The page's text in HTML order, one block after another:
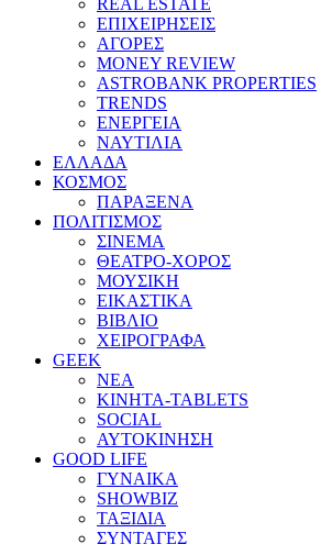
REAL ESTATE
ΕΠΙΧΕΙΡΗΣΕΙΣ
ΑΓΟΡΕΣ
MONEY REVIEW
ASTROBANK PROPERTIES
TRENDS
ΕΝΕΡΓΕΙΑ
ΝΑΥΤΙΛΙΑ
ΕΛΛΑΔΑ
ΚΟΣΜΟΣ
ΠΑΡΑΞΕΝΑ
ΠΟΛΙΤΙΣΜΟΣ
ΣΙΝΕΜΑ
ΘΕΑΤΡΟ-ΧΟΡΟΣ
ΜΟΥΣΙΚΗ
ΕΙΚΑΣΤΙΚΑ
ΒΙΒΛΙΟ
ΧΕΙΡΟΓΡΑΦΑ
GEEK
ΝΕΑ
ΚΙΝΗΤΑ-TABLETS
SOCIAL
ΑΥΤΟΚΙΝΗΣΗ
GOOD LIFE
ΓΥΝΑΙΚΑ
SHOWBIZ
ΤΑΞΙΔΙΑ
ΣΥΝΤΑΓΕΣ